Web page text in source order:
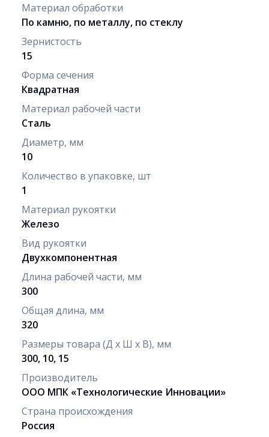
Материал обработки
По камню, по металлу, по стеклу
Зернистость
15
Форма сечения
Квадратная
Материал рабочей части
Сталь
Диаметр, мм
10
Количество в упаковке, шт
1
Материал рукоятки
Железо
Вид рукоятки
Двух­ком­по­нент­ная
Длина рабочей части, мм
300
Общая длина, мм
320
Размеры товара (Д х Ш х В), мм
300, 10, 15
Производитель
ООО МПК «Технологические Инновации»
Страна происхождения
Россия